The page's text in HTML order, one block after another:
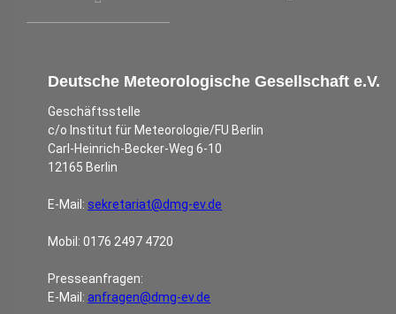
Deutsche Meteorologische Gesellschaft e.V.
Geschäftsstelle
c/o Institut für Meteorologie/FU Berlin
Carl-Heinrich-Becker-Weg 6-10
12165 Berlin
E-Mail: sekretariat@dmg-ev.de
Mobil: 0176 2497 4720
Presseanfragen:
E-Mail: anfragen@dmg-ev.de